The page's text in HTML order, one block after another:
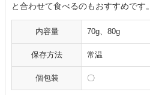
と合わせて食べるのもおすすめです。
内容量 70g、80g
保存方法 常温
個包装 〇